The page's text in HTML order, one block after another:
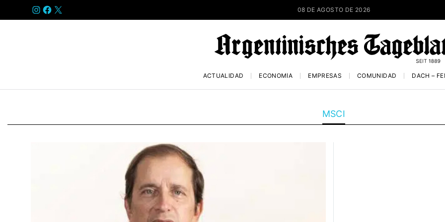
INSTAGRAM
FACEBOOK
X 08 DE AGOSTO DE 2026
ACTUALIDAD ECONOMÍA EMPRESAS COMUNIDAD DACH –
MSCI